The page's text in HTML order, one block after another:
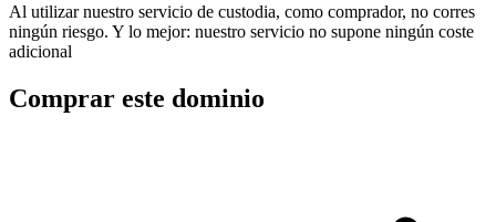
Al utilizar nuestro servicio de custodia, como comprador, no corres
ningún riesgo. Y lo mejor: nuestro servicio no supone ningún coste
adicional
Comprar este dominio